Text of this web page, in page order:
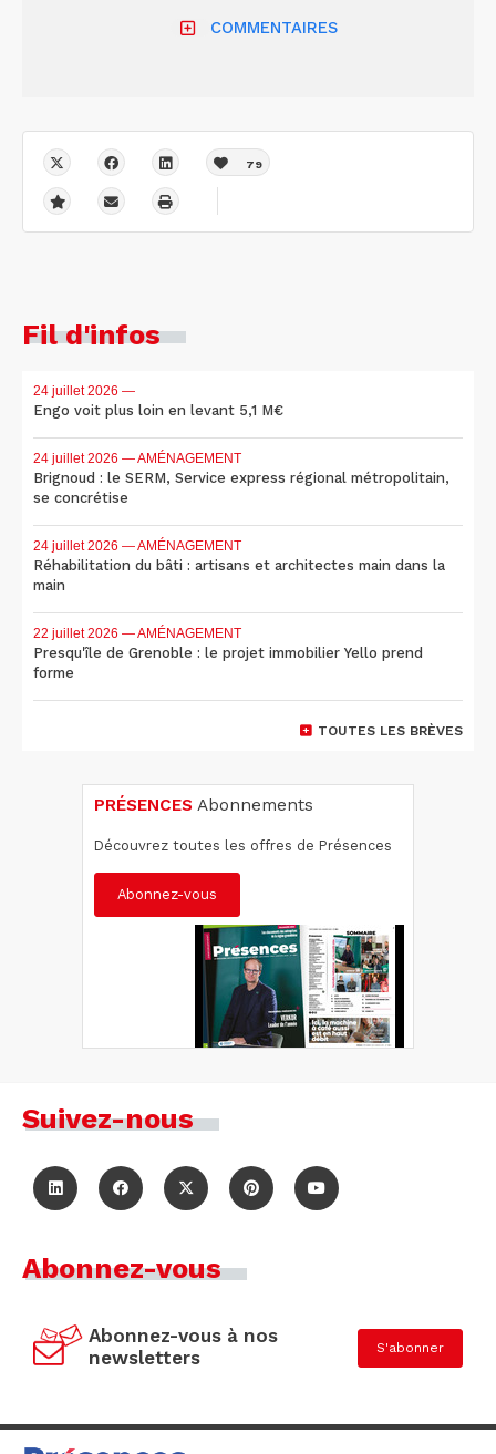
COMMENTAIRES
79
Fil d'infos
24 juillet 2026 —
Engo voit plus loin en levant 5,1 M€
24 juillet 2026 — AMÉNAGEMENT
Brignoud : le SERM, Service express régional métropolitain,
se concrétise
24 juillet 2026 — AMÉNAGEMENT
Réhabilitation du bâti : artisans et architectes main dans la
main
22 juillet 2026 — AMÉNAGEMENT
Presqu'île de Grenoble : le projet immobilier Yello prend
forme
TOUTES LES BRÈVES
PRÉSENCES Abonnements
Découvrez toutes les offres de Présences
Abonnez-vous
Suivez-nous
Abonnez-vous
Abonnez-vous à nos
newsletters
S'abonner